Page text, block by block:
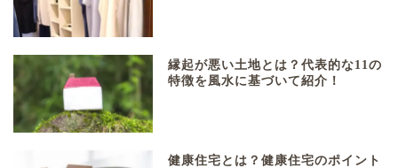
縁起が悪い土地とは？代表的な11の
特徴を風水に基づいて紹介！
健康住宅とは？健康住宅のポイント